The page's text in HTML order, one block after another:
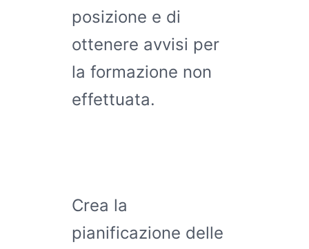
posizione e di
ottenere avvisi per
la formazione non
effettuata.
Crea la
pianificazione delle